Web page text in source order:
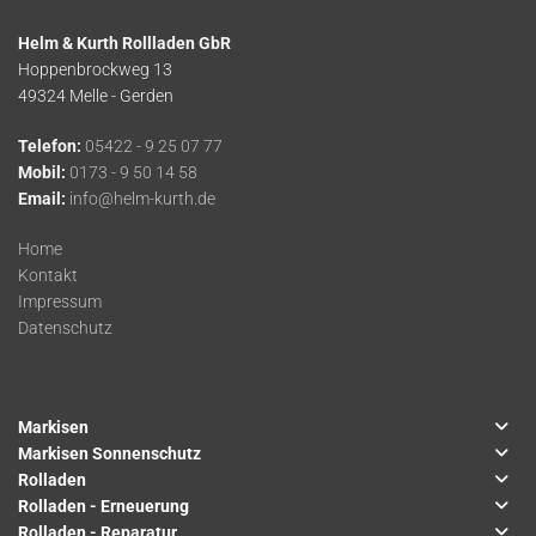
Helm & Kurth Rollladen GbR
Hoppenbrockweg 13
49324 Melle - Gerden
Telefon: 05422 - 9 25 07 77
Mobil: 0173 - 9 50 14 58
Email: info@helm-kurth.de
Home
Kontakt
Impressum
Datenschutz
Markisen
Markisen Sonnenschutz
Rolladen
Rolladen - Erneuerung